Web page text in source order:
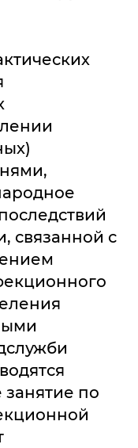
связанной с
по